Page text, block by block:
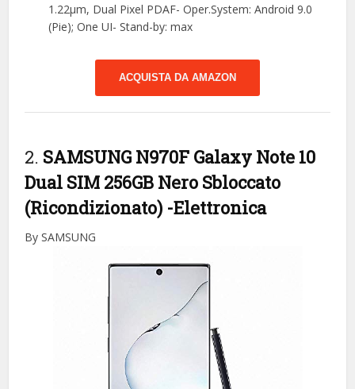
1.22µm, Dual Pixel PDAF- Oper.System: Android 9.0
(Pie); One UI- Stand-by: max
ACQUISTA DA AMAZON
2. SAMSUNG N970F Galaxy Note 10
Dual SIM 256GB Nero Sbloccato
(Ricondizionato) -Elettronica
By SAMSUNG